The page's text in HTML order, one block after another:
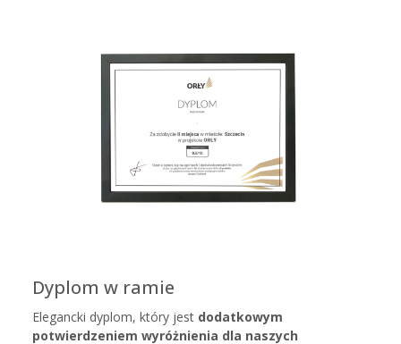
Dyplom w ramie
Elegancki dyplom, który jest dodatkowym
potwierdzeniem wyróżnienia dla naszych